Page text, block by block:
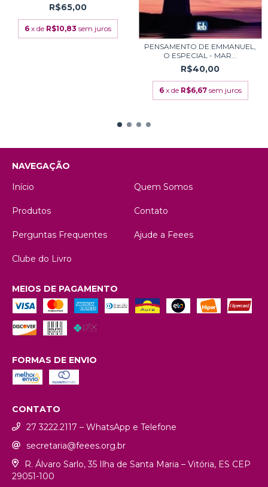
UNIVER...
R$65,00
6 x de R$10,83 sem juros
PENSAMENTO DE EMMANUEL,
O ESPECIAL - MAR...
R$40,00
6 x de R$6,67 sem juros
NAVEGAÇÃO
Início
Quem Somos
Produtos Contato
Perguntas Frequentes Ajude a Feees
Clube do Livro
MEIOS DE PAGAMENTO
FORMAS DE ENVIO
CONTATO
27 3222.2117 – WhatsApp e Telefone
secretaria@feees.org.br
R. Álvaro Sarlo, 35 Ilha de Santa Maria – Vitória, ES CEP
29051-100